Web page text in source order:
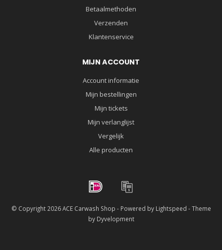
Betaalmethoden
Verzenden
Klantenservice
MIJN ACCOUNT
Account informatie
Mijn bestellingen
Mijn tickets
Mijn verlanglijst
Vergelijk
Alle producten
© Copyright 2026 ACE Carwash Shop - Powered by Lightspeed - Theme
by Dyvelopment